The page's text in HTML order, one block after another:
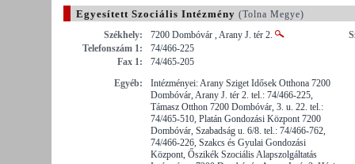
Egyesített Szociális Intézmény (Tolna Megye)
Székhely:
7200 Dombóvár , Arany J. tér 2.
Telefonszám 1:
74/466-225
Fax 1:
74/465-205
Egyéb:
Intézményei: Arany Sziget Idősek Otthona 7200
Dombóvár, Arany J. tér 2. tel.: 74/466-225,
Támasz Otthon 7200 Dombóvár, 3. u. 22. tel.:
74/465-510, Platán Gondozási Központ 7200
Dombóvár, Szabadság u. 6/8. tel.: 74/466-762,
74/466-226, Szakcs és Gyulai Gondozási
Központ, Őszikék Szociális Alapszolgáltatás